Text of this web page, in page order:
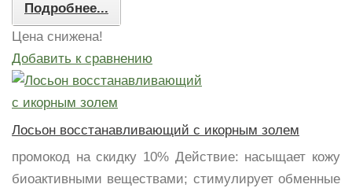
Подробнее...
Цена снижена!
Добавить к сравнению
Лосьон восстанавливающий с икорным золем
промокод на скидку 10% Действие: насыщает кожу
биоактивными веществами; стимулирует обменные